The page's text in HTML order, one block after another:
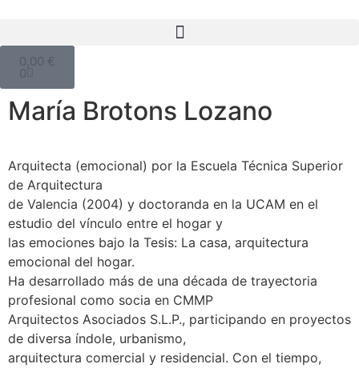
0,00 €
0
María Brotons Lozano
Arquitecta (emocional) por la Escuela Técnica Superior
de Arquitectura
de Valencia (2004) y doctoranda en la UCAM en el
estudio del vínculo entre el hogar y
las emociones bajo la Tesis: La casa, arquitectura
emocional del hogar.
Ha desarrollado más de una década de trayectoria
profesional como socia en CMMP
Arquitectos Asociados S.L.P., participando en proyectos
de diversa índole, urbanismo,
arquitectura comercial y residencial. Con el tiempo,